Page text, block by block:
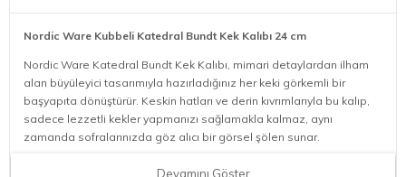
Nordic Ware Kubbeli Katedral Bundt Kek Kalıbı 24 cm
Nordic Ware Katedral Bundt Kek Kalıbı, mimari detaylardan ilham
alan büyüleyici tasarımıyla hazırladığınız her keki görkemli bir
başyapıta dönüştürür. Keskin hatları ve derin kıvrımlarıyla bu kalıp,
sadece lezzetli kekler yapmanızı sağlamakla kalmaz, aynı
zamanda sofralarınızda göz alıcı bir görsel şölen sunar.
Gotik katedral kubbelerini anımsatan detaylı
Devamını Göster